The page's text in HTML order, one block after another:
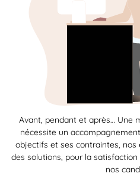
Avant, pendant et après… Une
nécessite un
objectifs et ses contraintes,
des solutions, pour la
nos